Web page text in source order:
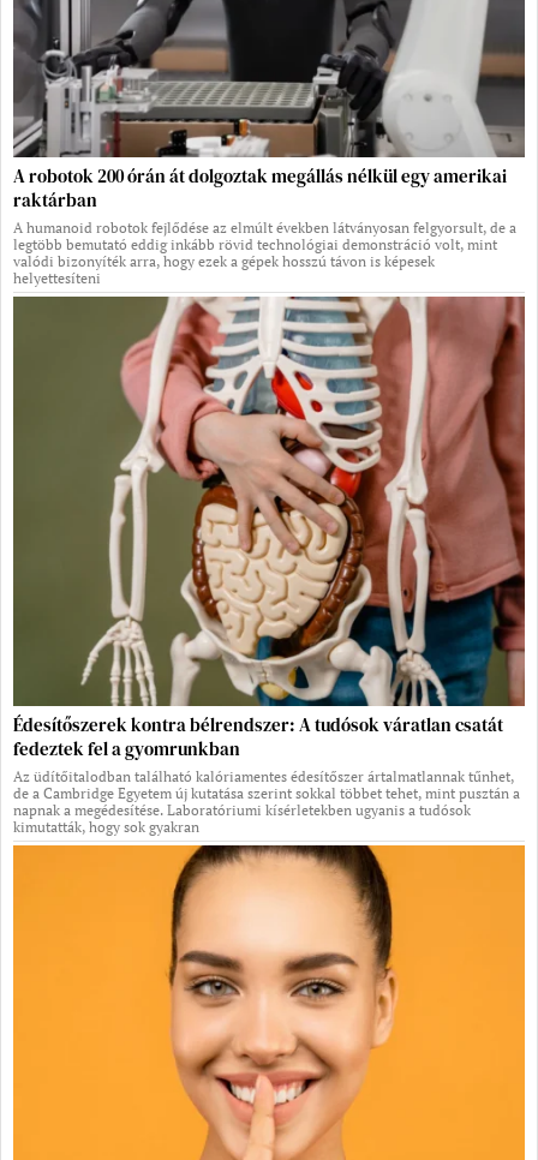
A robotok 200 órán át dolgoztak megállás nélkül egy amerikai
raktárban
A humanoid robotok fejlődése az elmúlt években látványosan felgyorsult, de a
legtöbb bemutató eddig inkább rövid technológiai demonstráció volt, mint
valódi bizonyíték arra, hogy ezek a gépek hosszú távon is képesek
helyettesíteni
Édesítőszerek kontra bélrendszer: A tudósok váratlan csatát
fedeztek fel a gyomrunkban
Az üdítőitalodban található kalóriamentes édesítőszer ártalmatlannak tűnhet,
de a Cambridge Egyetem új kutatása szerint sokkal többet tehet, mint pusztán a
napnak a megédesítése. Laboratóriumi kísérletekben ugyanis a tudósok
kimutatták, hogy sok gyakran